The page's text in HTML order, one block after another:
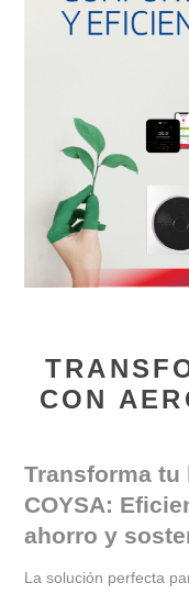
CON
Transforma tu
COYSA:
ahorro y
La solución perfecta